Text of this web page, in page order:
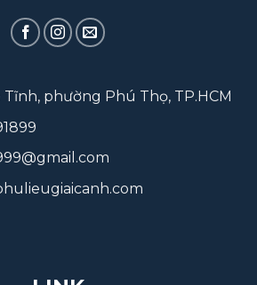
Tĩnh, phường Phú Thọ, TP.HCM